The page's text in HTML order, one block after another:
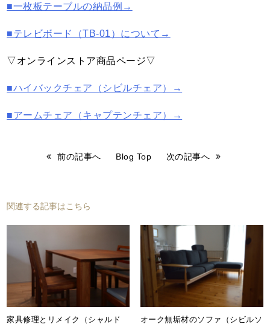
■一枚板テーブルの納品例→
■テレビボード（TB-01）について→
▽オンラインストア商品ページ▽
■ハイバックチェア（シビルチェア）→
■アームチェア（キャプテンチェア）→
前の記事へ Blog Top 次の記事へ
関連する記事はこちら
家具修理とリメイク（シャルド
オーク無垢材のソファ（シビルソ